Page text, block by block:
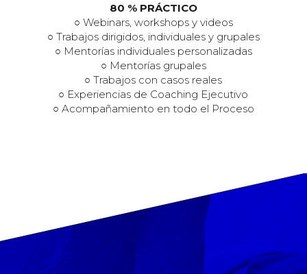
80 % PRÁCTICO
○ Webinars, workshops y videos
○ Trabajos dirigidos, individuales y grupales
○ Mentorías individuales personalizadas
○ Mentorías grupales
○ Trabajos con casos reales
○ Experiencias de Coaching Ejecutivo
○ Acompañamiento en todo el Proceso